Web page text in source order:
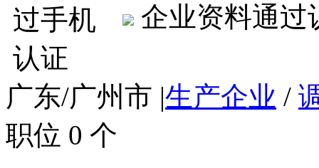
企业资料通过
广东/广州市 |生产企业 /
职位 0 个